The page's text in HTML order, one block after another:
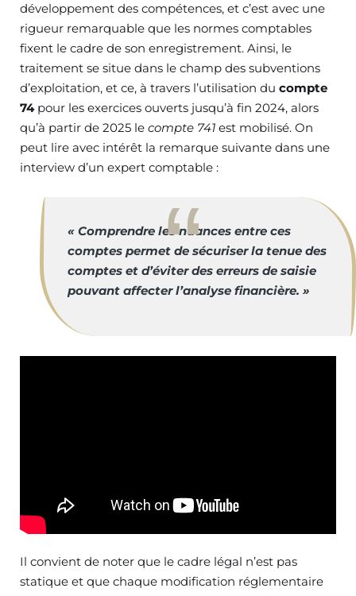
développement des compétences, et c’est avec une
rigueur remarquable que les normes comptables
fixent le cadre de son enregistrement. Ainsi, le
traitement se situe dans le champ des subventions
d’exploitation, et ce, à travers l’utilisation du compte
74pour les exercices ouverts jusqu’à fin 2024, alors
qu’à partir de 2025 le compte 741 est mobilisé. On
peut lire avec intérêt la remarque suivante dans une
interview d’un expert comptable :
« Comprendre les nuances entre ces
comptes permet de sécuriser la tenue des
comptes et d’éviter des erreurs de saisie
pouvant affecter l’analyse financière. »
Il convient de noter que le cadre légal n’est pas
statique et que chaque modification réglementaire